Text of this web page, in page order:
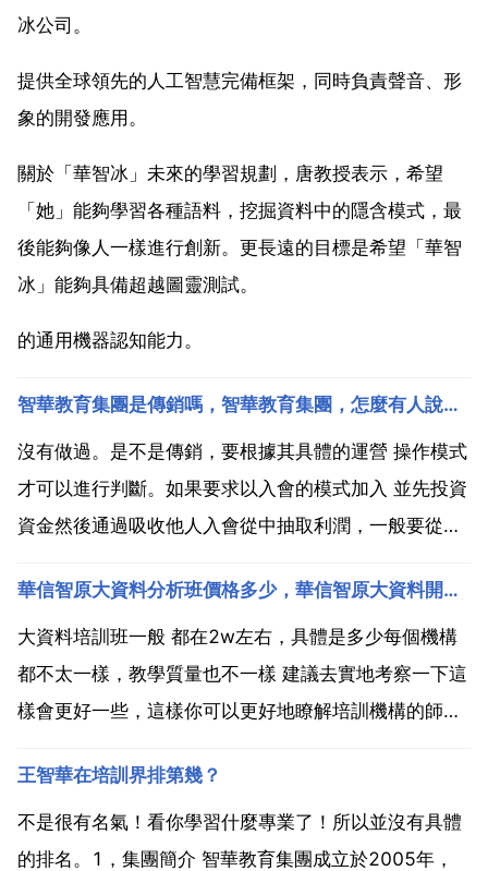
冰公司。
提供全球領先的人工智慧完備框架，同時負責聲音、形
象的開發應用。
關於「華智冰」未來的學習規劃，唐教授表示，希望
「她」能夠學習各種語料，挖掘資料中的隱含模式，最
後能夠像人一樣進行創新。更長遠的目標是希望「華智
冰」能夠具備超越圖靈測試。
的通用機器認知能力。
智華教育集團是傳銷嗎，智華教育集團，怎麼有人說是個騙子 是真的嗎？
沒有做過。是不是傳銷，要根據其具體的運營 操作模式
才可以進行判斷。如果要求以入會的模式加入 並先投資
資金然後通過吸收他人入會從中抽取利潤，一般要從親
照以下的條款 禁止傳銷條例 一 組織者或者經營者通過
發展人員，要求被髮展人員交納費用或者以認購商品等
方式...
華信智原大資料分析班價格多少，華信智原大資料開發班價格多少？
大資料培訓班一般 都在2w左右，具體是多少每個機構
都不太一樣，教學質量也不一樣 建議去實地考察一下這
樣會更好一些，這樣你可以更好地瞭解培訓機構的師資
知道您是大學畢業學大資料課程，還是轉行找工作學大
資料課程 學大資料在這有幾個建議 第一 提升程式設計
能力...
王智華在培訓界排第幾？
不是很有名氣！看你學習什麼專業了！所以並沒有具體
的排名。1，集團簡介 智華教育集團成立於2005年，